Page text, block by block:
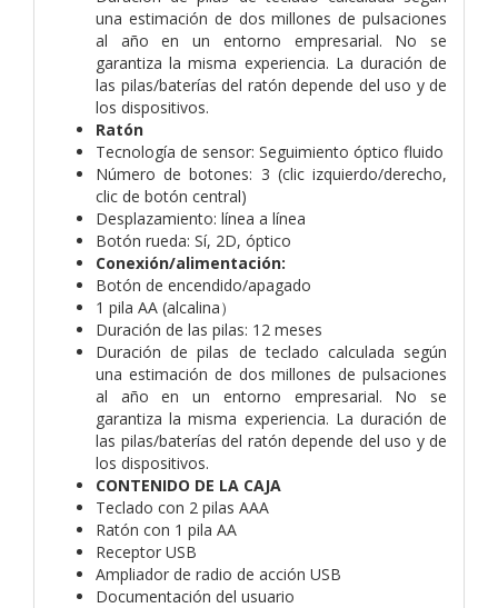
una estimación de dos millones de pulsaciones
al año en un entorno empresarial. No se
garantiza la misma experiencia. La duración de
las pilas/baterías del ratón depende del uso y de
los dispositivos.
Ratón
Tecnología de sensor: Seguimiento óptico fluido
Número de botones: 3 (clic izquierdo/derecho,
clic de botón central)
Desplazamiento: línea a línea
Botón rueda: Sí, 2D, óptico
Conexión/alimentación:
Botón de encendido/apagado
1 pila AA (alcalina）
Duración de las pilas: 12 meses
Duración de pilas de teclado calculada según
una estimación de dos millones de pulsaciones
al año en un entorno empresarial. No se
garantiza la misma experiencia. La duración de
las pilas/baterías del ratón depende del uso y de
los dispositivos.
CONTENIDO DE LA CAJA
Teclado con 2 pilas AAA
Ratón con 1 pila AA
Receptor USB
Ampliador de radio de acción USB
Documentación del usuario